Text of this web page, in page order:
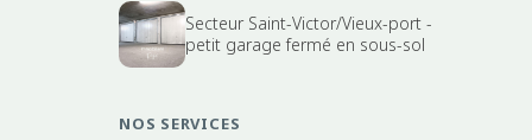
Secteur Saint-Victor/Vieux-port -
petit garage fermé en sous-sol
NOS SERVICES